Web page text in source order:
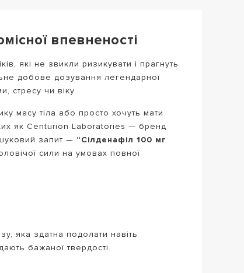
впевненості
які не звикли ризикувати і прагнуть
добове дозування легендарної
стресу чи віку.
масу тіла або просто хочуть мати
як Centurion Laboratories — бренд
запит — “Сілденафіл 100 мг
сили на умовах повної
яка здатна подолати навіть
бажаної твердості.